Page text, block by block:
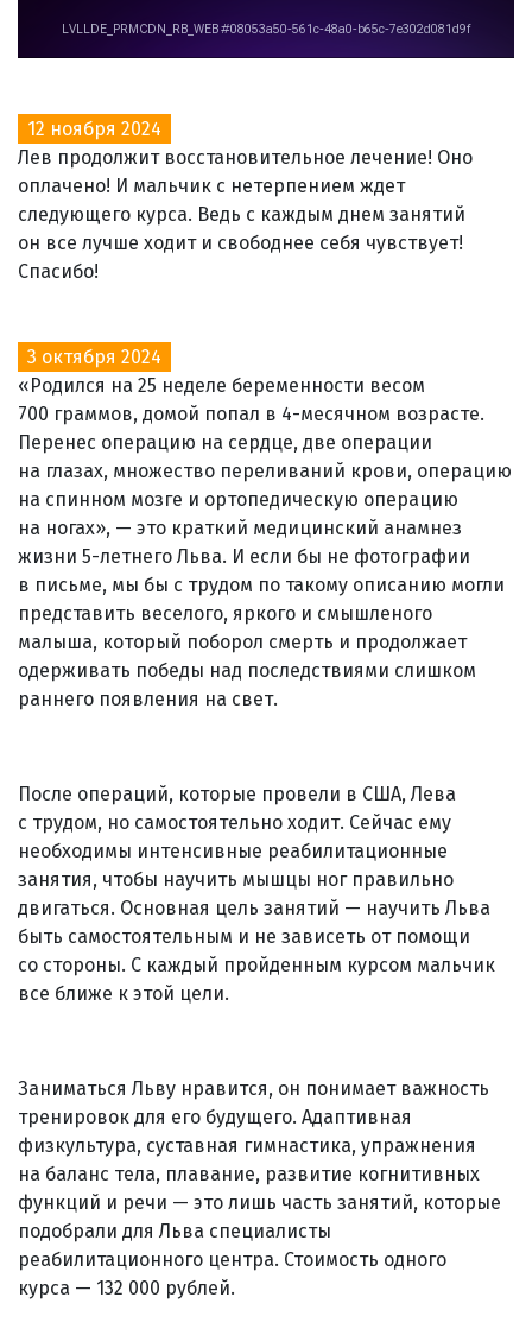
12 ноября 2024
Лев продолжит восстановительное лечение! Оно
оплачено! И мальчик с нетерпением ждет
следующего курса. Ведь с каждым днем занятий
он все лучше ходит и свободнее себя чувствует!
Спасибо!
3 октября 2024
«Родился на 25 неделе беременности весом
700 граммов, домой попал в 4-месячном возрасте.
Перенес операцию на сердце, две операции
на глазах, множество переливаний крови, операцию
на спинном мозге и ортопедическую операцию
на ногах», — это краткий медицинский анамнез
жизни 5-летнего Льва. И если бы не фотографии
в письме, мы бы с трудом по такому описанию могли
представить веселого, яркого и смышленого
малыша, который поборол смерть и продолжает
одерживать победы над последствиями слишком
раннего появления на свет.
После операций, которые провели в США, Лева
с трудом, но самостоятельно ходит. Сейчас ему
необходимы интенсивные реабилитационные
занятия, чтобы научить мышцы ног правильно
двигаться. Основная цель занятий — научить Льва
быть самостоятельным и не зависеть от помощи
со стороны. С каждый пройденным курсом мальчик
все ближе к этой цели.
Заниматься Льву нравится, он понимает важность
тренировок для его будущего. Адаптивная
физкультура, суставная гимнастика, упражнения
на баланс тела, плавание, развитие когнитивных
функций и речи — это лишь часть занятий, которые
подобрали для Льва специалисты
реабилитационного центра. Стоимость одного
курса — 132 000 рублей.